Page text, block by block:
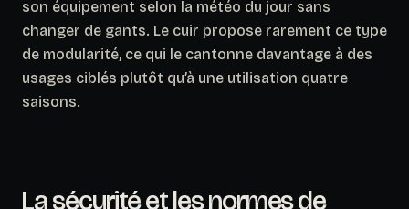
son équipement selon la météo du jour sans
changer de gants. Le cuir propose rarement ce type
de modularité, ce qui le cantonne davantage à des
usages ciblés plutôt qu’à une utilisation quatre
saisons.
La sécurité et les normes de